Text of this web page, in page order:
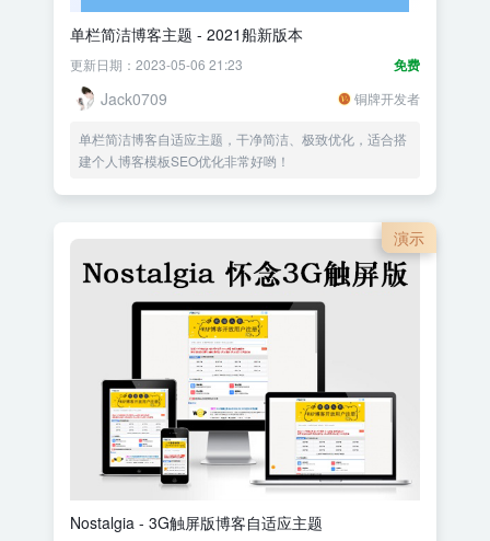
单栏简洁博客主题 - 2021船新版本
免费
更新日期：2023-05-06 21:23
Jack0709 铜牌开发者
单栏简洁博客自适应主题，干净简洁、极致优化，适合搭
建个人博客模板SEO优化非常好哟！
演示
Nostalgia - 3G触屏版博客自适应主题